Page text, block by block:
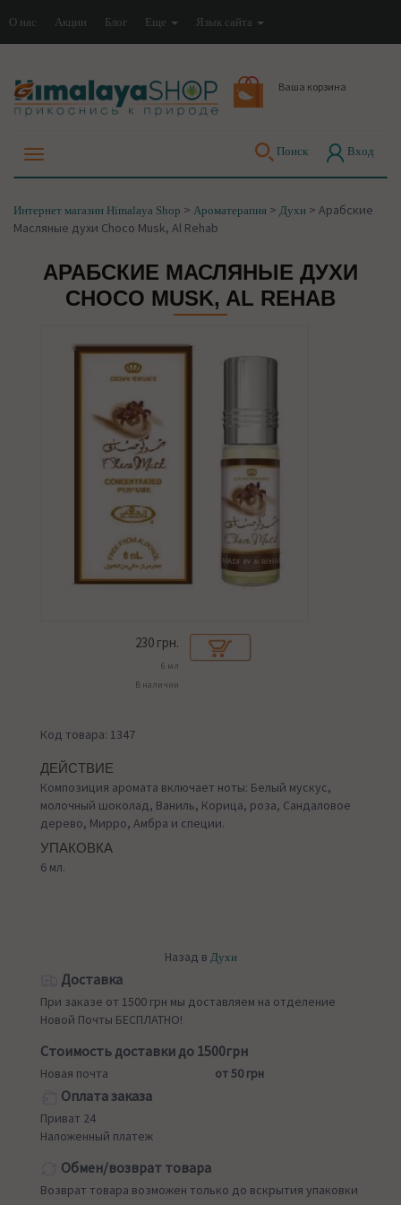
О нас Акции Блог Еще Язык сайта
Ваша корзина
Поиск Вход
Интернет магазин Himalaya Shop > Ароматерапия > Духи > Арабские
Масляные духи Choco Musk, Al Rehab
АРАБСКИЕ МАСЛЯНЫЕ ДУХИ
CHOCO MUSK, AL REHAB
230 грн.
6 мл
В наличии
Код товара: 1347
ДЕЙСТВИЕ
Композиция аромата включает ноты: Белый мускус,
молочный шоколад, Ваниль, Корица, роза, Сандаловое
дерево, Мирро, Амбра и специи.
УПАКОВКА
6 мл.
Назад в Духи
Доставка
При заказе от 1500 грн мы доставляем на отделение
Новой Почты БЕСПЛАТНО!
Стоимость доставки до 1500грн
Новая почта от 50 грн
Оплата заказа
Приват 24
Наложенный платеж
Обмен/возврат товара
Возврат товара возможен только до вскрытия упаковки